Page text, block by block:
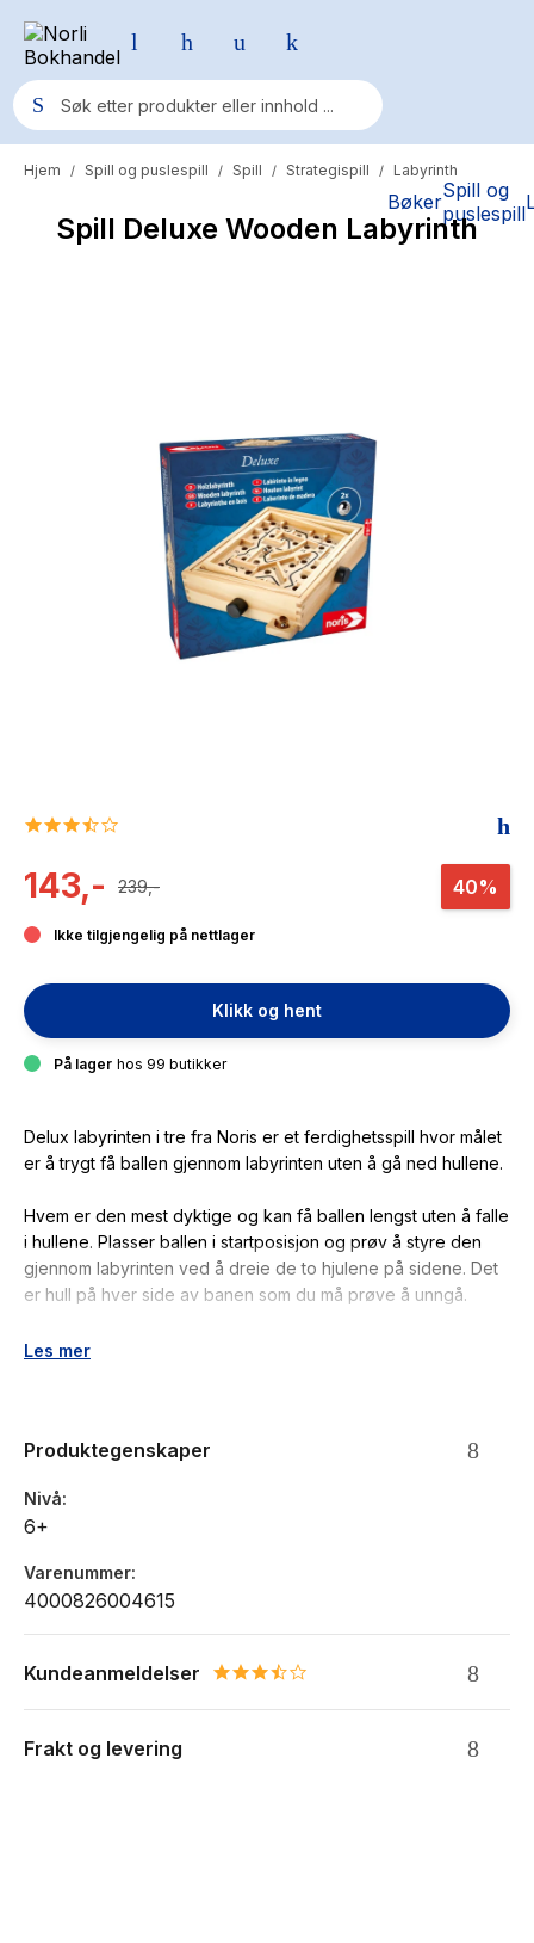
BøkerSpill og
puslespill
Populære søk
Pokemon
Hypopressiv trening
The Housemaid
Hjem / Spill og puslespill / Spill / Strategispill / Labyrinth
Spill Deluxe Wooden Labyrinth
3.5
rating
143,- 239,- 40%
Ikke tilgjengelig på nettlager
Klikk og hent
På lager hos 99 butikker
Delux labyrinten i tre fra Noris er et ferdighetsspill hvor målet
er å trygt få ballen gjennom labyrinten uten å gå ned hullene.
Hvem er den mest dyktige og kan få ballen lengst uten å falle
i hullene. Plasser ballen i startposisjon og prøv å styre den
gjennom labyrinten ved å dreie de to hjulene på sidene. Det
er hull på hver side av banen som du må prøve å unngå.
Alder: fra 6 år
Les mer
Produktegenskaper
Nivå
6+
Varenummer
4000826004615
Kundeanmeldelser 3.5 star rating
Frakt og levering